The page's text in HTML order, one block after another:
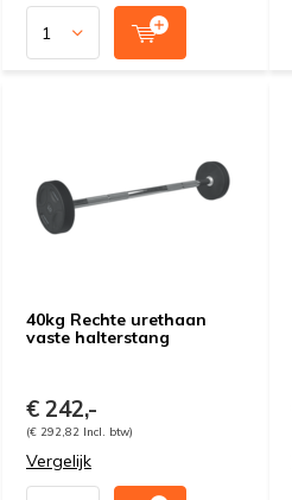
40kg Rechte urethaan
vaste halterstang
€ 242,-
(€ 292,82 Incl. btw)
Vergelijk